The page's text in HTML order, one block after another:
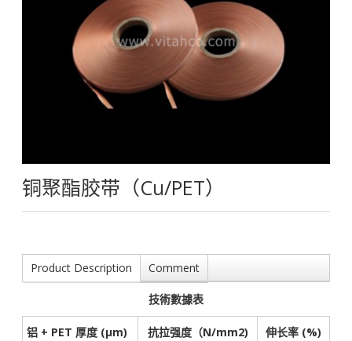
铜聚酯胶带（Cu/PET）
Product Description Comment
技術數據表
铝 + PET 厚度 (µm) 抗拉强度（N/mm2)
伸长率 (%)